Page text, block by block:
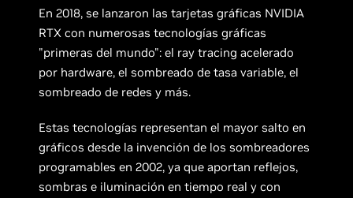
En 2018, se lanzaron las tarjetas gráficas NVIDIA
RTX con numerosas tecnologías gráficas
"primeras del mundo": el ray tracing acelerado
por hardware, el sombreado de tasa variable, el
sombreado de redes y más.
Estas tecnologías representan el mayor salto en
gráficos desde la invención de los sombreadores
programables en 2002, ya que aportan reflejos,
sombras e iluminación en tiempo real y con